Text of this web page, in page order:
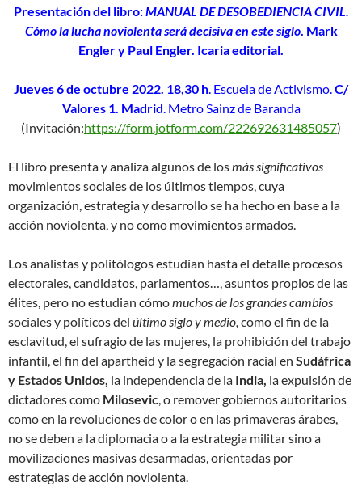
Presentación del libro:MANUAL DE DESOBEDIENCIA CIVIL.
Cómo la lucha noviolenta será decisiva en este siglo. Mark
Engler y Paul Engler. Icaria editorial.
Jueves 6 de octubre 2022. 18,30 h. Escuela de Activismo.C/
Valores 1. Madrid. Metro Sainz de Baranda
(Invitación:https://form.jotform.com/222692631485057)
El libro presenta y analiza algunos de losmás significativos
movimientos sociales de los últimos tiempos, cuya
organización, estrategia y desarrollo se ha hecho en base a la
acción noviolenta, y no como movimientos armados.
Los analistas y politólogos estudian hasta el detalle procesos
electorales, candidatos, parlamentos…, asuntos propios de las
élites, pero no estudian cómomuchos de los grandes cambios
sociales y políticos del último siglo y medio, como el fin de la
esclavitud, el sufragio de las mujeres, la prohibición del trabajo
infantil, el fin del apartheid y la segregación racial en Sudáfrica
y Estados Unidos, la independencia de la India, la expulsión de
dictadores como Milosevic, o remover gobiernos autoritarios
como en la revoluciones de color o en las primaveras árabes,
no se deben a la diplomacia o a la estrategia militar sino a
movilizaciones masivas desarmadas, orientadas por
estrategias de acción noviolenta.